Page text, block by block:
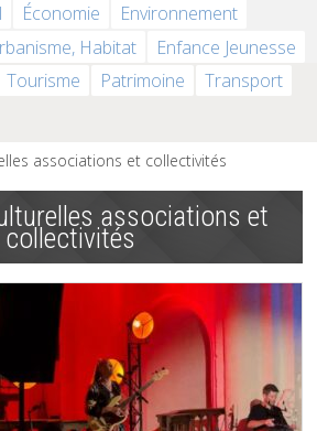
Économie
Environnement
Habitat
Enfance Jeunesse
Tourisme Patrimoine Transport
associations et collectivités
associations et
collectivités